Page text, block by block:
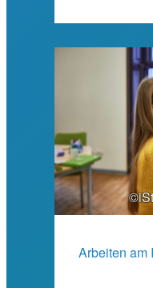
Arbeiten am